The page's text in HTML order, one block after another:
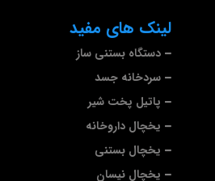
لینک های مفید
دستگاه بستنی ساز
سردخانه جسد
پاتیل پخت شیر
یخچال داروخانه
یخچال بستنی
یخچال نیسان